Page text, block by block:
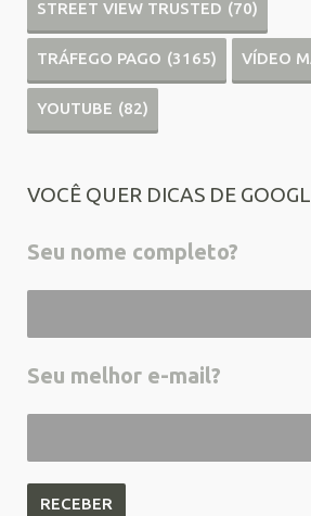
STREET VIEW TRUSTED (70)
TRÁFEGO PAGO (3165) VÍDEO
YOUTUBE (82)
VOCÊ QUER DICAS DE
Seu nome completo?
Seu melhor e-mail?